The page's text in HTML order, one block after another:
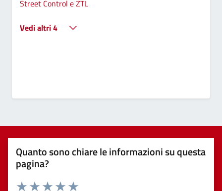
Street Control e ZTL
Vedi altri 4
Quanto sono chiare le informazioni su questa
pagina?